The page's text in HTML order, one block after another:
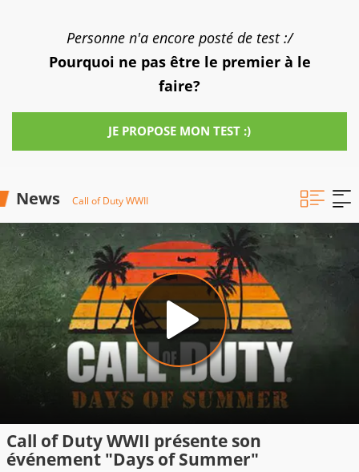
Personne n'a encore posté de test :/
Pourquoi ne pas être le premier à le
faire?
JE PROPOSE MON TEST :)
News Call of Duty WWII
Call of Duty WWII présente son
événement "Days of Summer"